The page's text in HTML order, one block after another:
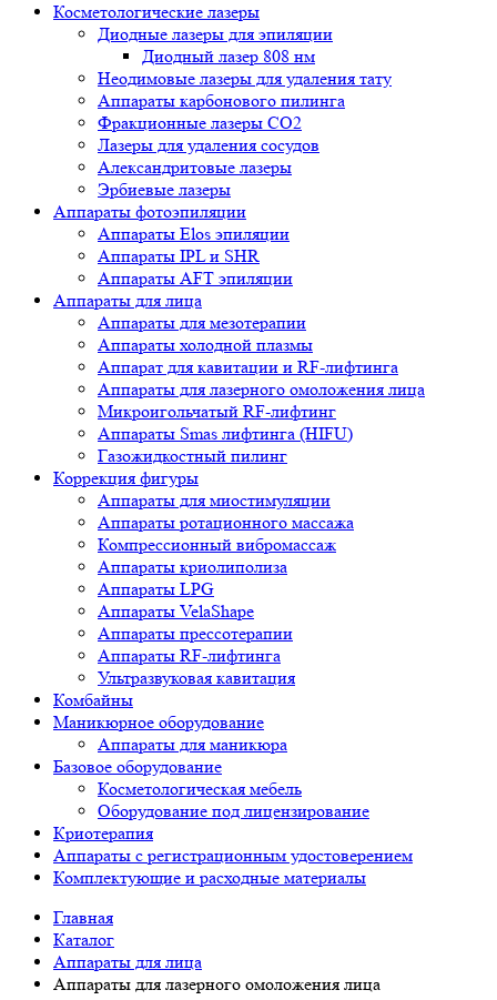
Косметологические лазеры
Диодные лазеры для эпиляции
Диодный лазер 808 нм
Неодимовые лазеры для удаления тату
Аппараты карбонового пилинга
Фракционные лазеры CO2
Лазеры для удаления сосудов
Александритовые лазеры
Эрбиевые лазеры
Аппараты фотоэпиляции
Аппараты Elos эпиляции
Аппараты IPL и SHR
Аппараты AFT эпиляции
Аппараты для лица
Аппараты для мезотерапии
Аппараты холодной плазмы
Аппарат для кавитации и RF-лифтинга
Аппараты для лазерного омоложения лица
Микроигольчатый RF-лифтинг
Аппараты Smas лифтинга (HIFU)
Газожидкостный пилинг
Коррекция фигуры
Аппараты для миостимуляции
Аппараты ротационного массажа
Компрессионный вибромассаж
Аппараты криолиполиза
Аппараты LPG
Аппараты VelaShape
Аппараты прессотерапии
Аппараты RF-лифтинга
Ультразвуковая кавитация
Комбайны
Маникюрное оборудование
Аппараты для маникюра
Базовое оборудование
Косметологическая мебель
Оборудование под лицензирование
Криотерапия
Аппараты c регистрационным удостоверением
Комплектующие и расходные материалы
Главная
Каталог
Аппараты для лица
Аппараты для лазерного омоложения лица